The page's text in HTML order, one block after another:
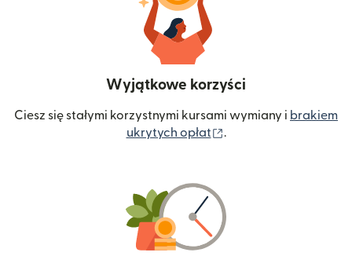
Wyjątkowe korzyści
Ciesz się stałymi korzystnymi kursami wymiany i brakiem
ukrytych opłat
.